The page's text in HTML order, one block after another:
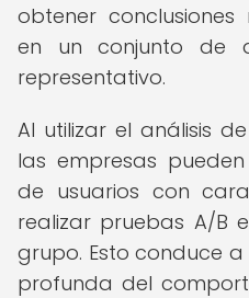
obtener
en un conjunto de
representativo.
Al utilizar el análisis
las empresas
de usuarios con
realizar pruebas A/B
grupo. Esto conduce
profunda del